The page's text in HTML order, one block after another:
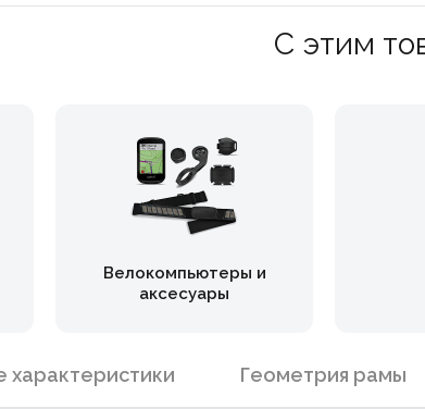
С этим
Велокомпьютеры и
аксесуары
характеристики Геометрия рамы